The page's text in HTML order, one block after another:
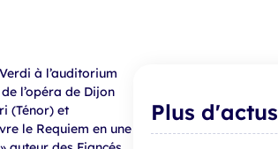
à l’auditorium
l’opéra de Dijon
(Ténor) et
le Requiem en une
Plus d'actus